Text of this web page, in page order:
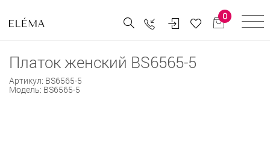
0
Платок женский BS6565-5
Артикул: BS6565-5
Модель: BS6565-5